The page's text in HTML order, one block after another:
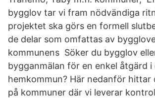
bygglov tar vi fram nödvändiga
projektet ska görs en formell
de delar som omfattas av
kommunens Söker du bygglov
bygganmälan för en enkel åtgärd i
hemkommun? Här nedanför hittar
på kommuner där vi leverar